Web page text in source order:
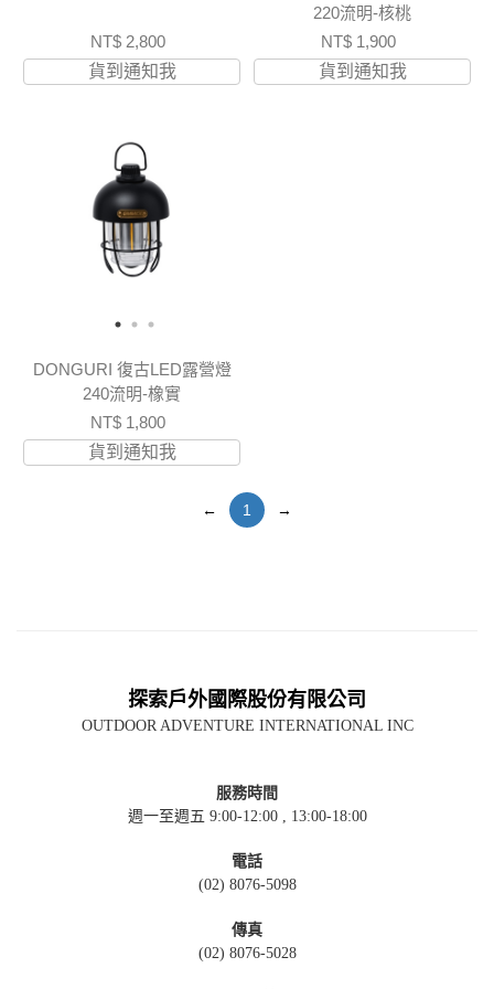
NT$ 2,800
貨到通知我
220流明-核桃
NT$ 1,900
貨到通知我
DONGURI 復古LED露營燈
240流明-橡實
NT$ 1,800
貨到通知我
← 1 →
探索戶外國際股份有限公司
OUTDOOR ADVENTURE INTERNATIONAL INC
服務時間
週一至週五 9:00-12:00 , 13:00-18:00
電話
(02) 8076-5098
傳真
(02) 8076-5028